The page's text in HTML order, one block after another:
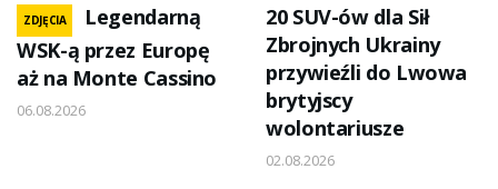
ZDJĘCIA
Legendarną
WSK-ą przez Europę
aż na Monte Cassino
06.08.2026
20 SUV-ów dla Sił
Zbrojnych Ukrainy
przywieźli do Lwowa
brytyjscy
wolontariusze
02.08.2026